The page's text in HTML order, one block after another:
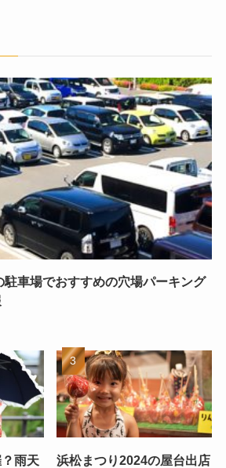
車場でおすすめの穴場パーキング
雨天
浜松まつり2024の屋台出店